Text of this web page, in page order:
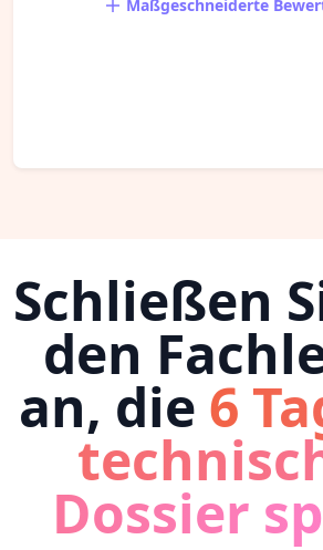
Maßgeschneiderte
Schließen
den
an, die 6
Dossier